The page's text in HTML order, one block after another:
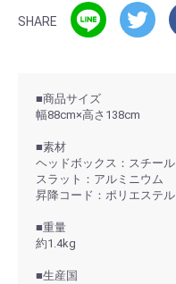
SHARE
■商品サイズ
幅88cm×高さ138cm
■素材
ヘッドボックス：スチール
スラット：アルミニウム
昇降コード：ポリエステル
■重量
約1.4kg
■生産国